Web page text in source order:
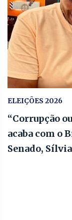
ELEIÇÕES 2026
“Corrupção
acaba com o
Senado,